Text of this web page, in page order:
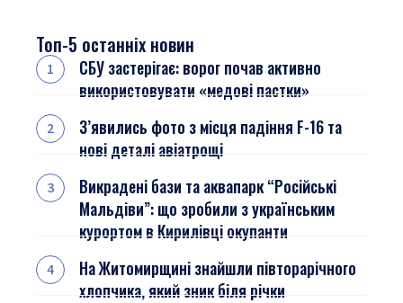
Топ-5 останніх новин
СБУ застерігає: ворог почав активно
використовувати «медові пастки»
З’явились фото з місця падіння F-16 та
нові деталі авіатрощі
Викрадені бази та аквапарк “Російські
Мальдіви”: що зробили з українським
курортом в Кирилівці окупанти
На Житомирщині знайшли півторарічного
хлопчика, який зник біля річки